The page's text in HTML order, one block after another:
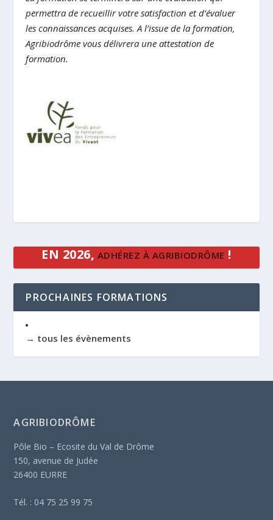
permettra de recueillir votre satisfaction et d’évaluer
les connaissances acquises. A l’issue de la formation,
Agribiodrôme vous délivrera une attestation de
formation.
EN 2026, ADHÉREZ À AGRIBIODRÔME !
PROCHAINES FORMATIONS
→ tous les évènements
AGRIBIODRÔME
Pôle Bio – Ecosite du Val de Drôme
150, avenue de Judée
26400 EURRE
Tél. : 04 75 25 99 75